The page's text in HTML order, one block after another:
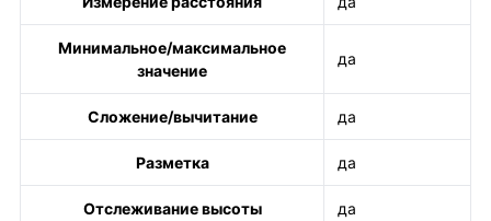
Минимальное/максимальное
значение
да
Сложение/вычитание да
Разметка да
Отслеживание высоты да